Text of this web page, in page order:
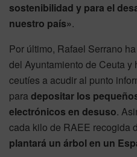
sostenibilidad y para el
nuestro país».
Por último, Rafael Serrano
del Ayuntamiento de Ceuta y
ceutíes a acudir al punto
paradepositar los
electrónicos en desuso.
cada kilo de RAEE recogida
plantará un árbol en un